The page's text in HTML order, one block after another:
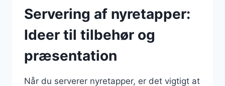
Servering af nyretapper:
Ideer til tilbehør og
præsentation
Når du serverer nyretapper, er det vigtigt at